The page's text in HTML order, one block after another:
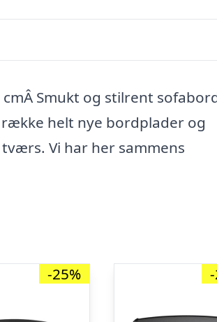
cmÂ Smukt og stilrent
række helt nye bordplader og
Vi har her sammens
-25%